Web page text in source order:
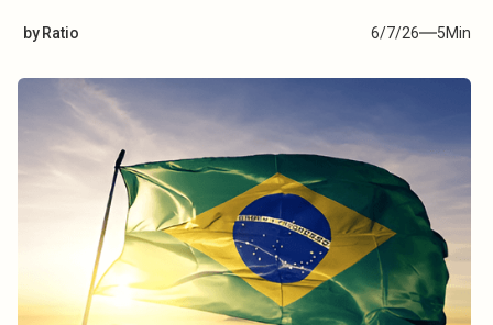
by Ratio 6/7/26 5Min